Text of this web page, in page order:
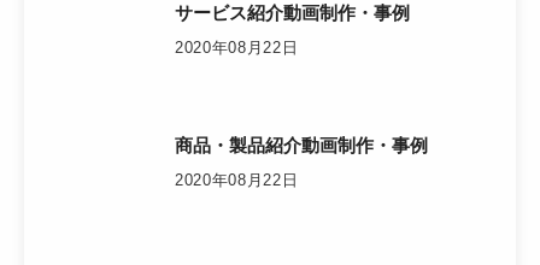
サービス紹介動画制作・事例
2020年08月22日
商品・製品紹介動画制作・事例
2020年08月22日